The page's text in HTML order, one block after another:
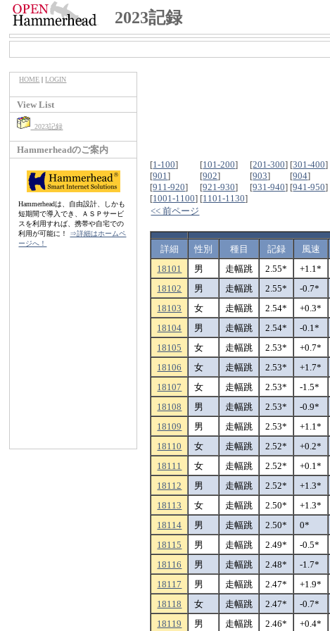
2023記録
HOME |LOGIN
View List
2023記録
Hammerheadのご案内
Hammerheadは、自由設計、しかも
短期間で導入でき、ＡＳＰサービ
スを利用すれば、携帯や自宅での
利用が可能に！ ⇒詳細はホームペ
ージへ！
[1-100] [101-200] [201-300] [301-400]
[901] [902] [903] [904]
[911-920] [921-930] [931-940] [941-950]
[1001-1100] [1101-1130]
<< 前ページ
詳細 性別 種目 記録 風速
18101
男 走幅跳 2.55* +1.1*
18102
男 走幅跳 2.55* -0.7*
18103
女 走幅跳 2.54* +0.3*
18104
男 走幅跳 2.54* -0.1*
18105
女 走幅跳 2.53* +0.7*
18106
女 走幅跳 2.53* +1.7*
18107
女 走幅跳 2.53* -1.5*
18108
男 走幅跳 2.53* -0.9*
18109
男 走幅跳 2.53* +1.1*
18110
女 走幅跳 2.52* +0.2*
18111
女 走幅跳 2.52* +0.1*
18112
男 走幅跳 2.52* +1.3*
18113
女 走幅跳 2.50* +1.3*
18114
男 走幅跳 2.50* 0*
18115
男 走幅跳 2.49* -0.5*
18116
男 走幅跳 2.48* -1.7*
18117
男 走幅跳 2.47* +1.9*
18118
女 走幅跳 2.47* -0.7*
18119
男 走幅跳 2.46* +0.4*